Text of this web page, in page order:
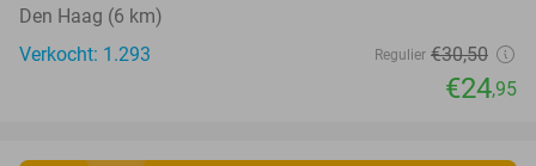
Den Haag (6 km)
Verkocht: 1.293
Regulier €30,50
€24,95